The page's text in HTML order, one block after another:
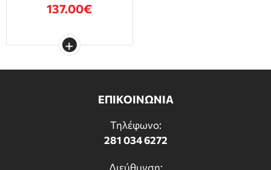
137.00€
ΕΠΙΚΟΙΝΩΝΙΑ
Τηλέφωνο:
281 034 6272
Διεύθυνση: